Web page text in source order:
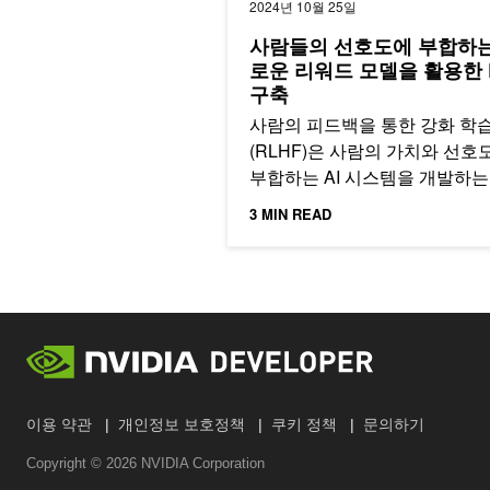
2024년 10월 25일
사람들의 선호도에 부합하
로운 리워드 모델을 활용한
구축
사람의 피드백을 통한 강화 학
(RLHF)은 사람의 가치와 선호
부합하는 AI 시스템을 개발하
필수적입니다. RLHF를 통해
3 MIN READ
이용 약관 개인정보 보호정책 쿠키 정책 문의하기
Copyright © 2026 NVIDIA Corporation